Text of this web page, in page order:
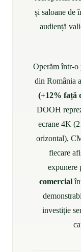
și saloane de
audiență
Operăm într-o
din România
(+12% față
DOOH
ecrane 4K
orizontal),
fiecare
expunere
comercial
investiție